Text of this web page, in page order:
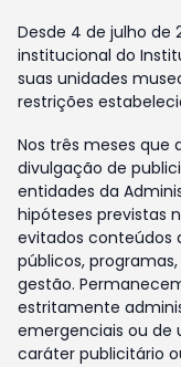
Desde 4 de julho de
institucional do
suas unidades
restrições
Nos três meses que
divulgação de
entidades da
hipóteses previstas
evitados conteúdos
públicos,
gestão.
estritamente
emergenciais ou de
caráter publicitário